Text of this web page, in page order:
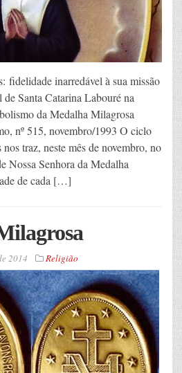
fidelidade inarredável à sua missão
Santa Catarina Labouré na
da Medalha Milagrosa
nº 515, novembro/1993 O ciclo
traz, neste mês de novembro, no
Nossa Senhora da Medalha
de cada […]
2014 Religião